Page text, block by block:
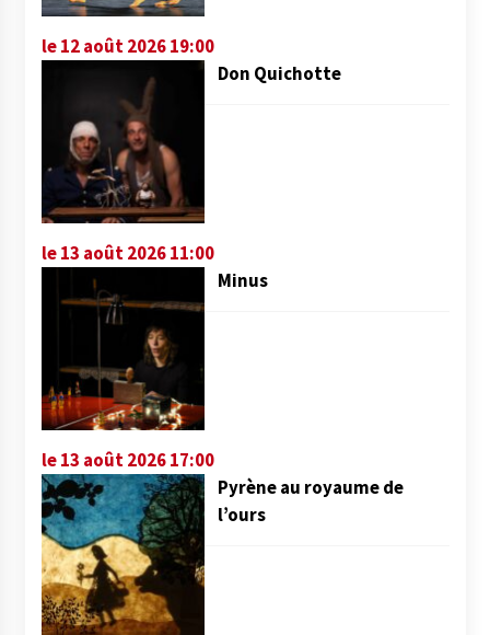
le 12 août 2026 19:00
Don Quichotte
le 13 août 2026 11:00
Minus
le 13 août 2026 17:00
Pyrène au royaume de
l’ours